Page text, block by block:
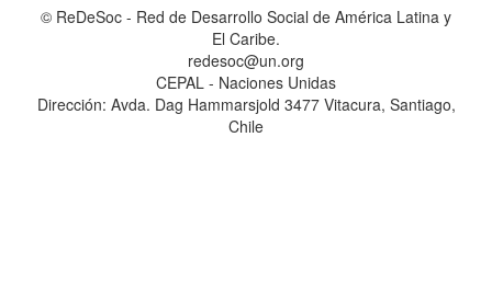
© ReDeSoc - Red de Desarrollo Social de América Latina y
El Caribe.
redesoc@un.org
CEPAL - Naciones Unidas
Dirección: Avda. Dag Hammarsjold 3477 Vitacura, Santiago,
Chile